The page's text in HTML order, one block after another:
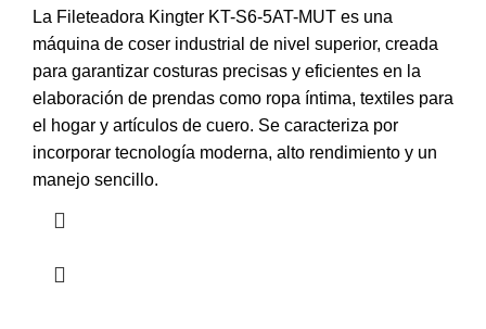
La Fileteadora Kingter KT-S6-5AT-MUT es una
máquina de coser industrial de nivel superior, creada
para garantizar costuras precisas y eficientes en la
elaboración de prendas como ropa íntima, textiles para
el hogar y artículos de cuero. Se caracteriza por
incorporar tecnología moderna, alto rendimiento y un
manejo sencillo.